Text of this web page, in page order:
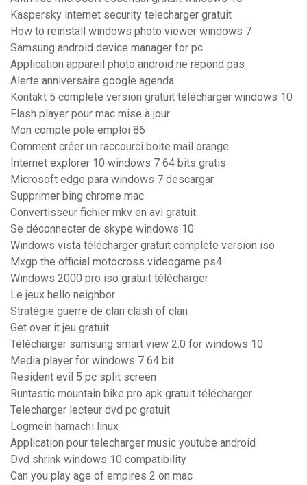
Kaspersky internet security telecharger gratuit
How to reinstall windows photo viewer windows 7
Samsung android device manager for pc
Application appareil photo android ne repond pas
Alerte anniversaire google agenda
Kontakt 5 complete version gratuit télécharger windows 10
Flash player pour mac mise à jour
Mon compte pole emploi 86
Comment créer un raccourci boite mail orange
Internet explorer 10 windows 7 64 bits gratis
Microsoft edge para windows 7 descargar
Supprimer bing chrome mac
Convertisseur fichier mkv en avi gratuit
Se déconnecter de skype windows 10
Windows vista télécharger gratuit complete version iso
Mxgp the official motocross videogame ps4
Windows 2000 pro iso gratuit télécharger
Le jeux hello neighbor
Stratégie guerre de clan clash of clan
Get over it jeu gratuit
Télécharger samsung smart view 2.0 for windows 10
Media player for windows 7 64 bit
Resident evil 5 pc split screen
Runtastic mountain bike pro apk gratuit télécharger
Telecharger lecteur dvd pc gratuit
Logmein hamachi linux
Application pour telecharger music youtube android
Dvd shrink windows 10 compatibility
Can you play age of empires 2 on mac